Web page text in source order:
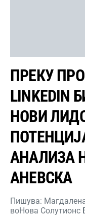
ПРЕКУ
НОВИ
АНАЛИЗА
АНЕВСКА
Пишува:
воНова Солутионс